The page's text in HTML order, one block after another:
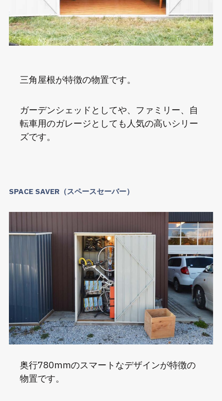
三角屋根が特徴の物置です。
ガーデンシェッドとしてや、ファミリー、自
転車用のガレージとしても人気の高いシリー
ズです。
SPACE SAVER（スペースセーバー）
奥行780mmのスマートなデザインが特徴の
物置です。